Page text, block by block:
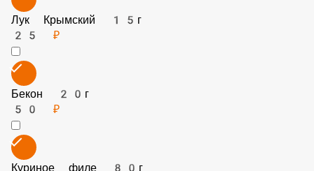
Лук Крымский 15г
25 ₽
Бекон 20г
50 ₽